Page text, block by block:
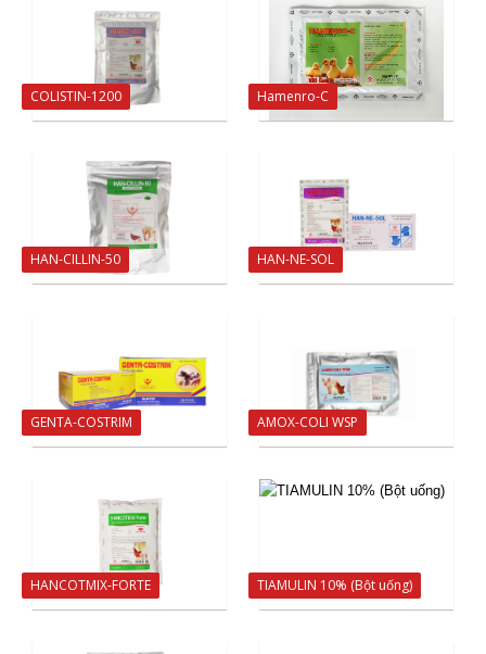
COLISTIN-1200 Hamenro-C
HAN-CILLIN-50 HAN-NE-SOL
GENTA-COSTRIM AMOX-COLI WSP
HANCOTMIX-FORTE TIAMULIN 10% (Bột uống)